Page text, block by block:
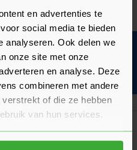
en advertenties te
social media te bieden
analyseren. Ook delen we
onze site met onze
en analyse. Deze
combineren met andere
of die ze hebben
van hun services.
benodigdheden bestellen!
slag